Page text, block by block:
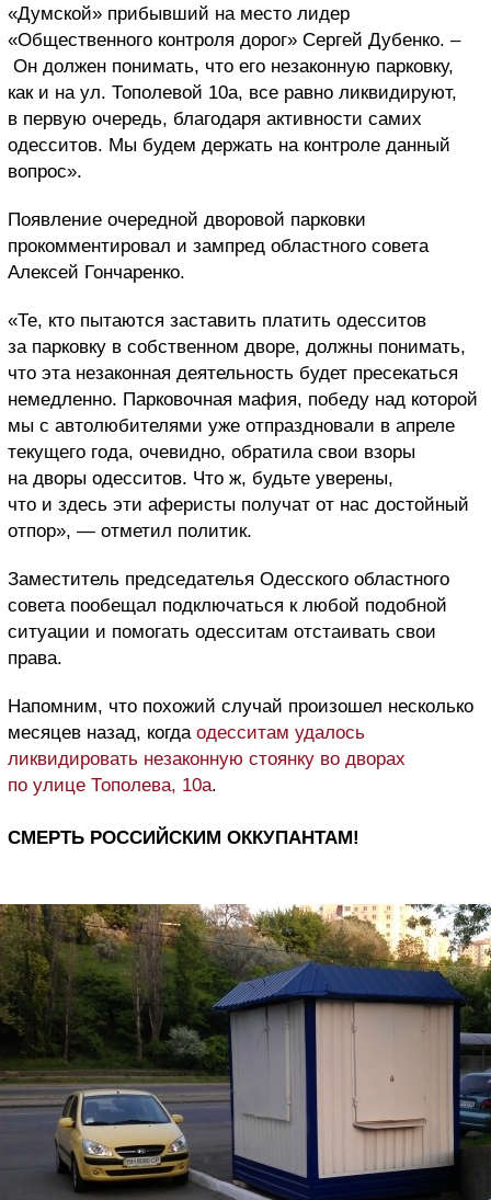
«Думской» прибывший на место лидер
«Общественного контроля дорог» Сергей Дубенко. –
Он должен понимать, что его незаконную парковку,
как и на ул. Тополевой 10а, все равно ликвидируют,
в первую очередь, благодаря активности самих
одесситов. Мы будем держать на контроле данный
вопрос».
Появление очередной дворовой парковки
прокомментировал и зампред областного совета
Алексей Гончаренко.
«Те, кто пытаются заставить платить одесситов
за парковку в собственном дворе, должны понимать,
что эта незаконная деятельность будет пресекаться
немедленно. Парковочная мафия, победу над которой
мы с автолюбителями уже отпраздновали в апреле
текущего года, очевидно, обратила свои взоры
на дворы одесситов. Что ж, будьте уверены,
что и здесь эти аферисты получат от нас достойный
отпор», — отметил политик.
Заместитель председателья Одесского областного
совета пообещал подключаться к любой подобной
ситуации и помогать одесситам отстаивать свои
права.
Напомним, что похожий случай произошел несколько
месяцев назад, когда одесситам удалось
ликвидировать незаконную стоянку во дворах
по улице Тополева, 10а.
СМЕРТЬ РОССИЙСКИМ ОККУПАНТАМ!